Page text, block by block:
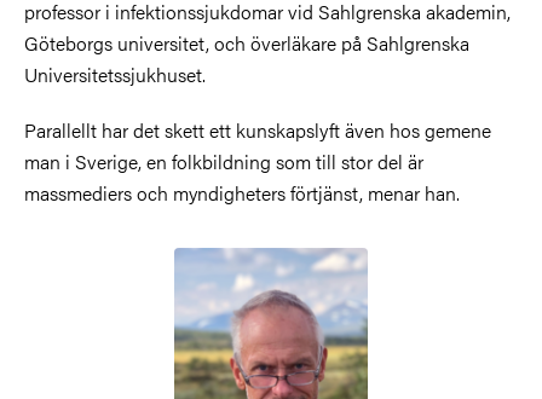
professor i infektionssjukdomar vid Sahlgrenska akademin,
Göteborgs universitet, och överläkare på Sahlgrenska
Universitetssjukhuset.
Parallellt har det skett ett kunskapslyft även hos gemene
man i Sverige, en folkbildning som till stor del är
massmediers och myndigheters förtjänst, menar han.
Bild